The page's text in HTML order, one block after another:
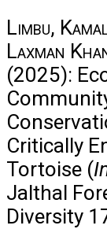
Limbu,
Laxman
(2025):
Critically
Tortoise (
Jalthal
Diversity